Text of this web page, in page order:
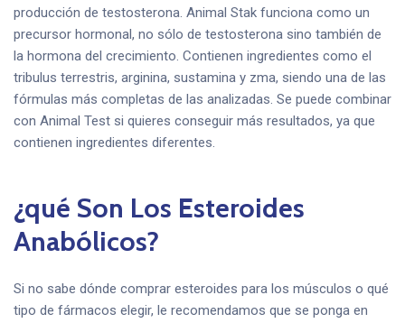
producción de testosterona. Animal Stak funciona como un
precursor hormonal, no sólo de testosterona sino también de
la hormona del crecimiento. Contienen ingredientes como el
tribulus terrestris, arginina, sustamina y zma, siendo una de las
fórmulas más completas de las analizadas. Se puede combinar
con Animal Test si quieres conseguir más resultados, ya que
contienen ingredientes diferentes.
¿qué Son Los Esteroides
Anabólicos?
Si no sabe dónde comprar esteroides para los músculos o qué
tipo de fármacos elegir, le recomendamos que se ponga en